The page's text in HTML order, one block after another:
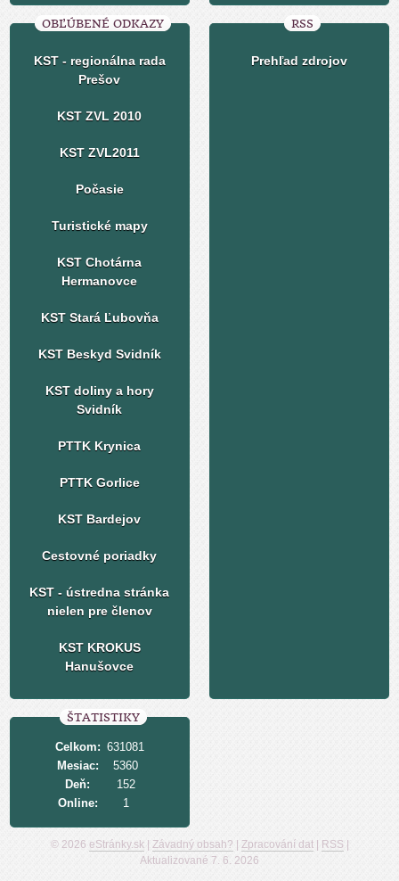
OBĽÚBENÉ ODKAZY
KST - regionálna rada
Prešov
KST ZVL 2010
KST ZVL2011
Počasie
Turistické mapy
KST Chotárna
Hermanovce
KST Stará Ľubovňa
KST Beskyd Svidník
KST doliny a hory
Svidník
PTTK Krynica
PTTK Gorlice
KST Bardejov
Cestovné poriadky
KST - ústredna stránka
nielen pre členov
KST KROKUS
Hanušovce
RSS
Prehľad zdrojov
ŠTATISTIKY
Online: 1
Celkom: 631081
Mesiac:
5360
Deň:
152
© 2026 eStránky.sk| Závadný obsah? Zpracování dat| RSS
Aktualizované 7. 6. 2026